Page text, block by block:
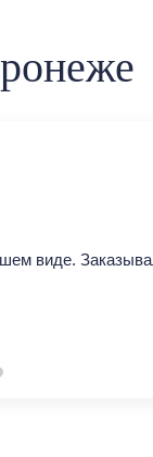
виде.